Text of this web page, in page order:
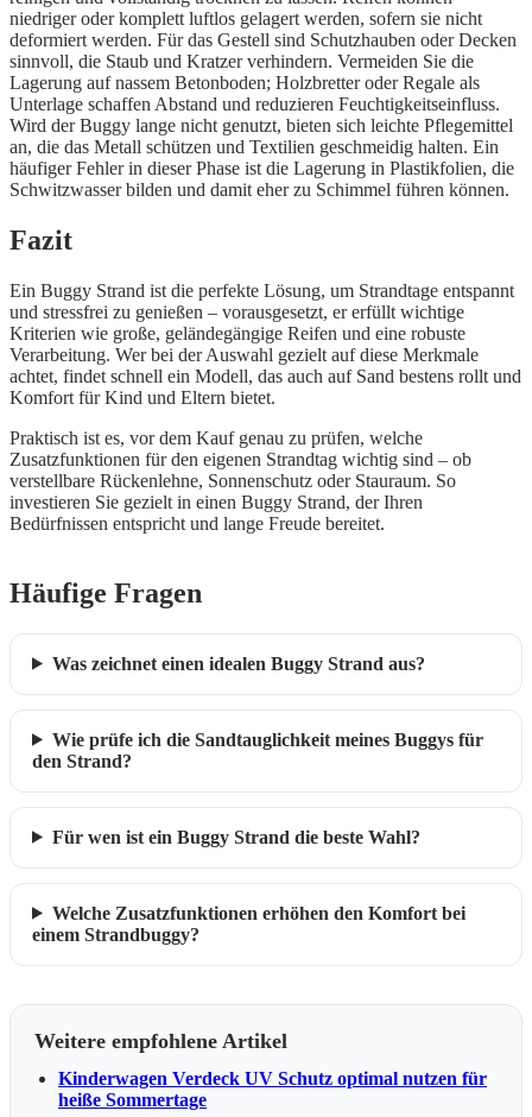
niedriger oder komplett luftlos gelagert werden, sofern sie nicht
deformiert werden. Für das Gestell sind Schutzhauben oder Decken
sinnvoll, die Staub und Kratzer verhindern. Vermeiden Sie die
Lagerung auf nassem Betonboden; Holzbretter oder Regale als
Unterlage schaffen Abstand und reduzieren Feuchtigkeitseinfluss.
Wird der Buggy lange nicht genutzt, bieten sich leichte Pflegemittel
an, die das Metall schützen und Textilien geschmeidig halten. Ein
häufiger Fehler in dieser Phase ist die Lagerung in Plastikfolien, die
Schwitzwasser bilden und damit eher zu Schimmel führen können.
Fazit
Ein Buggy Strand ist die perfekte Lösung, um Strandtage entspannt
und stressfrei zu genießen – vorausgesetzt, er erfüllt wichtige
Kriterien wie große, geländegängige Reifen und eine robuste
Verarbeitung. Wer bei der Auswahl gezielt auf diese Merkmale
achtet, findet schnell ein Modell, das auch auf Sand bestens rollt und
Komfort für Kind und Eltern bietet.
Praktisch ist es, vor dem Kauf genau zu prüfen, welche
Zusatzfunktionen für den eigenen Strandtag wichtig sind – ob
verstellbare Rückenlehne, Sonnenschutz oder Stauraum. So
investieren Sie gezielt in einen Buggy Strand, der Ihren
Bedürfnissen entspricht und lange Freude bereitet.
Häufige Fragen
Was zeichnet einen idealen Buggy Strand aus?
Wie prüfe ich die Sandtauglichkeit meines Buggys für
den Strand?
Für wen ist ein Buggy Strand die beste Wahl?
Welche Zusatzfunktionen erhöhen den Komfort bei
einem Strandbuggy?
Weitere empfohlene Artikel
Kinderwagen Verdeck UV Schutz optimal nutzen für
heiße Sommertage